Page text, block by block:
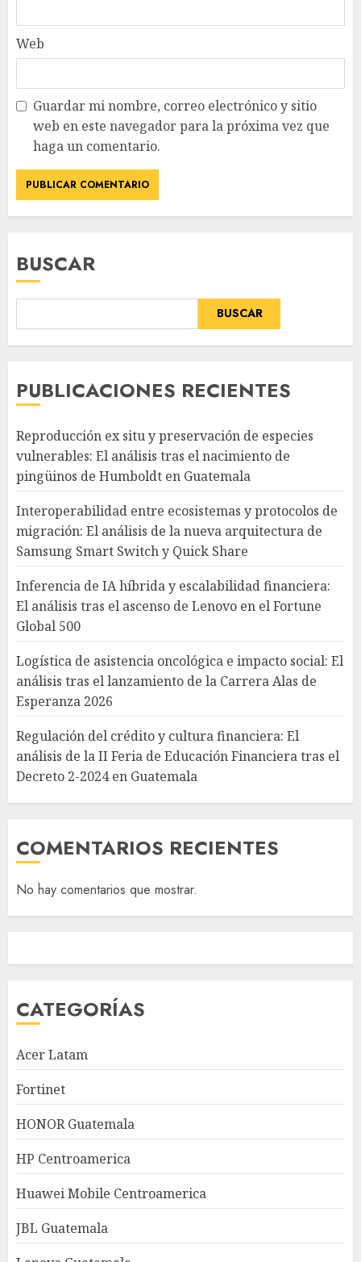
Web
Guardar mi nombre, correo electrónico y sitio
web en este navegador para la próxima vez que
haga un comentario.
BUSCAR
BUSCAR
PUBLICACIONES RECIENTES
Reproducción ex situ y preservación de especies
vulnerables: El análisis tras el nacimiento de
pingüinos de Humboldt en Guatemala
Interoperabilidad entre ecosistemas y protocolos de
migración: El análisis de la nueva arquitectura de
Samsung Smart Switch y Quick Share
Inferencia de IA híbrida y escalabilidad financiera:
El análisis tras el ascenso de Lenovo en el Fortune
Global 500
Logística de asistencia oncológica e impacto social: El
análisis tras el lanzamiento de la Carrera Alas de
Esperanza 2026
Regulación del crédito y cultura financiera: El
análisis de la II Feria de Educación Financiera tras el
Decreto 2-2024 en Guatemala
COMENTARIOS RECIENTES
No hay comentarios que mostrar.
CATEGORÍAS
Acer Latam
Fortinet
HONOR Guatemala
HP Centroamerica
Huawei Mobile Centroamerica
JBL Guatemala